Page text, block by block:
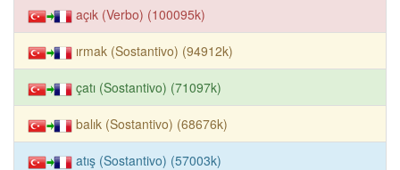
açık (Verbo) (100095k)
ırmak (Sostantivo) (94912k)
çatı (Sostantivo) (71097k)
balık (Sostantivo) (68676k)
atış (Sostantivo) (57003k)